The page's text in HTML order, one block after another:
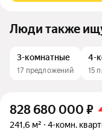
Люди также
3-комнатные
17 предложений
4-
15
828 680 000 ₽
241,6 м² 4-комн.